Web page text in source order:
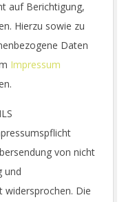
auf Berichtigung,
Hierzu sowie zu
Daten
Impressum
von nicht
und
Die